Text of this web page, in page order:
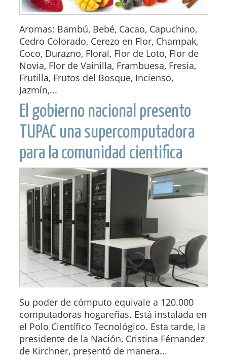
Aromas: Bambú, Bebé, Cacao, Capuchino,
Cedro Colorado, Cerezo en Flor, Champak,
Coco, Durazno, Floral, Flor de Loto, Flor de
Novia, Flor de Vainilla, Frambuesa, Fresia,
Frutilla, Frutos del Bosque, Incienso,
Jazmín,...
El gobierno nacional presento
TUPAC una supercomputadora
para la comunidad cientifica
Su poder de cómputo equivale a 120.000
computadoras hogareñas. Está instalada en
el Polo Científico Tecnológico. Esta tarde, la
presidente de la Nación, Cristina Férnandez
de Kirchner, presentó de manera...